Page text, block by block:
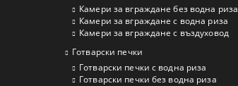
Камери за вграждане без водна риза
Камери за вграждане с водна риза
Камери за вграждане с въздуховод
Готварски печки
Готварски печки с водна риза
Готварски печки без водна риза